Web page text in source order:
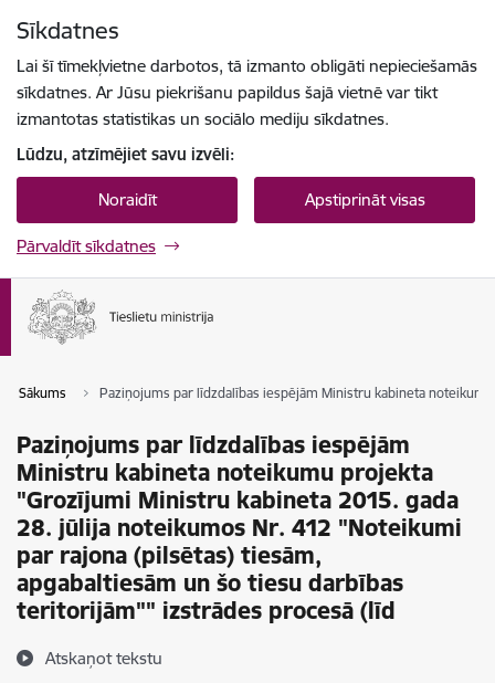
Sīkdatnes
Lai šī tīmekļvietne darbotos, tā izmanto obligāti nepieciešamās
sīkdatnes. Ar Jūsu piekrišanu papildus šajā vietnē var tikt
izmantotas statistikas un sociālo mediju sīkdatnes.
Lūdzu, atzīmējiet savu izvēli:
Noraidīt Apstiprināt visas
Pārvaldīt sīkdatnes
Sākums Paziņojums par līdzdalības iespējām Ministru kabineta
Paziņojums par līdzdalības iespējām
Ministru kabineta noteikumu projekta
"Grozījumi Ministru kabineta 2015. gada
28. jūlija noteikumos Nr. 412 "Noteikumi
par rajona (pilsētas) tiesām,
apgabaltiesām un šo tiesu darbības
teritorijām"" izstrādes procesā (līd
Atskaņot tekstu